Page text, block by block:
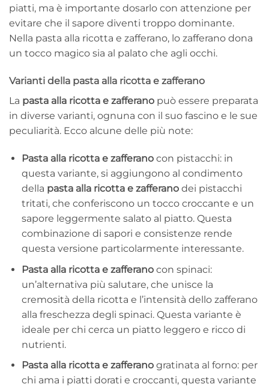
piatti, ma è importante dosarlo con attenzione per
evitare che il sapore diventi troppo dominante.
Nella pasta alla ricotta e zafferano, lo zafferano dona
un tocco magico sia al palato che agli occhi.
Varianti della pasta alla ricotta e zafferano
La pasta alla ricotta e zafferano può essere preparata
in diverse varianti, ognuna con il suo fascino e le sue
peculiarità. Ecco alcune delle più note:
Pasta alla ricotta e zafferano con pistacchi: in
questa variante, si aggiungono al condimento
della pasta alla ricotta e zafferano dei pistacchi
tritati, che conferiscono un tocco croccante e un
sapore leggermente salato al piatto. Questa
combinazione di sapori e consistenze rende
questa versione particolarmente interessante.
Pasta alla ricotta e zafferano con spinaci:
un’alternativa più salutare, che unisce la
cremosità della ricotta e l’intensità dello zafferano
alla freschezza degli spinaci. Questa variante è
ideale per chi cerca un piatto leggero e ricco di
nutrienti.
Pasta alla ricotta e zafferano gratinata al forno: per
chi ama i piatti dorati e croccanti, questa variante